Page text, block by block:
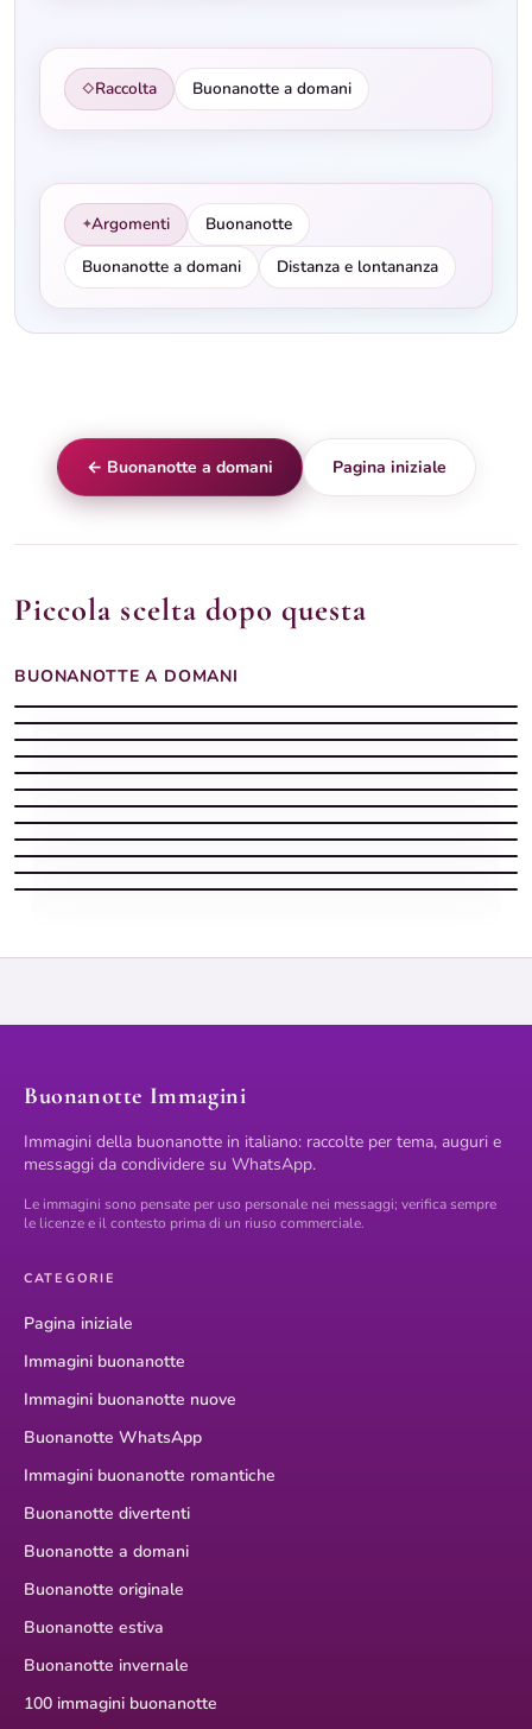
◇Raccolta Buonanotte a domani
✦Argomenti
Buonanotte
Buonanotte a domani
Distanza e lontananza
Piccola scelta dopo questa
BUONANOTTE A DOMANI
Buonanotte Domani fresca
Buonanotte Domani stellata
Buonanotte Domani quieta
Buonanotte Domani con sera dolce
Buonanotte estiva con barca sulla riva e luna piena sul mare
Buonanotte Domani leggera
Buonanotte Domani serena
Buonanotte Domani notturna
Buonanotte Domani silenziosa
Buonanotte Domani vellutata
Buonanotte Domani celeste
← Buonanotte a domani Pagina iniziale
Buonanotte Immagini
Immagini della buonanotte in italiano: raccolte per tema, auguri e
messaggi da condividere su WhatsApp.
Le immagini sono pensate per uso personale nei messaggi; verifica sempre
le licenze e il contesto prima di un riuso commerciale.
CATEGORIE
Pagina iniziale
Immagini buonanotte
Immagini buonanotte nuove
Buonanotte WhatsApp
Immagini buonanotte romantiche
Buonanotte divertenti
Buonanotte a domani
Buonanotte originale
Buonanotte estiva
Buonanotte invernale
100 immagini buonanotte